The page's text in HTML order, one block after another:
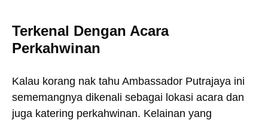
Terkenal Dengan Acara
Perkahwinan
Kalau korang nak tahu Ambassador Putrajaya ini
sememangnya dikenali sebagai lokasi acara dan
juga katering perkahwinan. Kelainan yang